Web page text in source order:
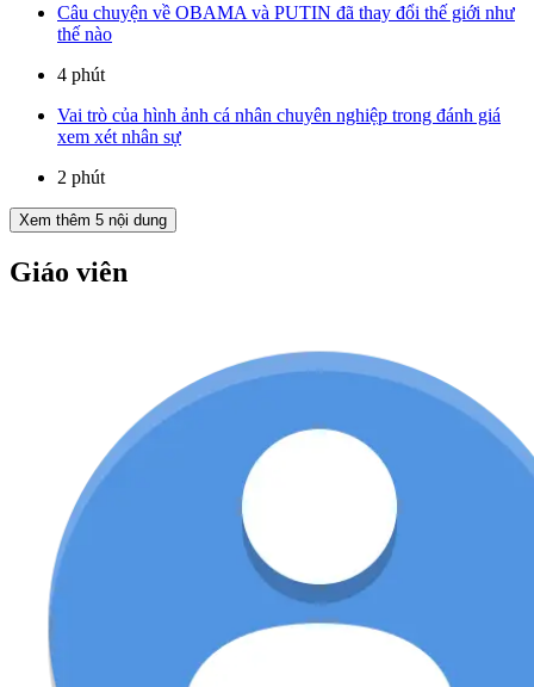
Câu chuyện về OBAMA và PUTIN đã thay đổi thế giới như
thế nào
4 phút
Vai trò của hình ảnh cá nhân chuyên nghiệp trong đánh giá
xem xét nhân sự
2 phút
Xem thêm 5 nội dung
Giáo viên